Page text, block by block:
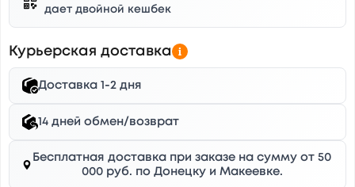
дает двойной кешбек
Курьерская доставка
Доставка 1-2 дня
14 дней обмен/возврат
Бесплатная доставка при заказе на сумму от 50
000 руб. по Донецку и Макеевке.